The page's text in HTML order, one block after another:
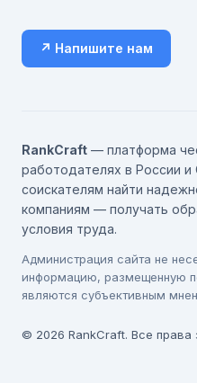
↗ Напишите нам
RankCraft — платформа
работодателях в России
соискателям найти
компаниям — получать
условия труда.
Администрация сайта не
информацию, размещенную
являются субъективным
© 2026 RankCraft. Все права